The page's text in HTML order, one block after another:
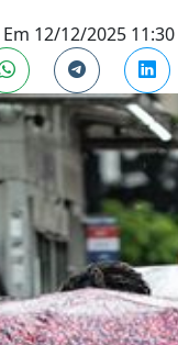
Em 12/12/2025 11:30